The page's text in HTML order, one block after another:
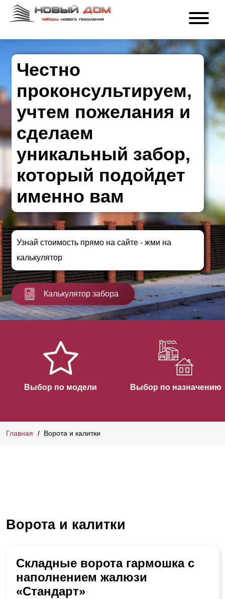
Честно
проконсультируем,
учтем пожелания и
сделаем
уникальный забор,
который подойдет
именно вам
Узнай стоимость прямо на сайте - жми на
калькулятор
Калькулятор забора
Выбор по модели Выбор по назначению
Главная Ворота и калитки
Ворота и калитки
Складные ворота гармошка с
наполнением жалюзи
«Стандарт»